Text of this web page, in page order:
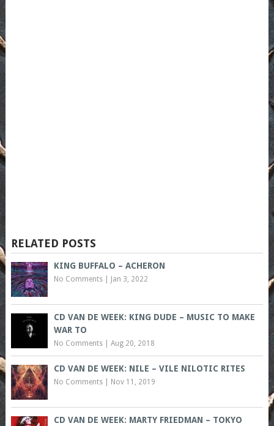
RELATED POSTS
KING BUFFALO – ACHERON
No Comments| Jan 3, 2022
CD VAN DE WEEK: KING DUDE – MUSIC TO MAKE
WAR TO
No Comments| Aug 20, 2018
CD VAN DE WEEK: NILE – VILE NILOTIC RITES
No Comments| Nov 11, 2019
CD VAN DE WEEK: MARTY FRIEDMAN – TOKYO